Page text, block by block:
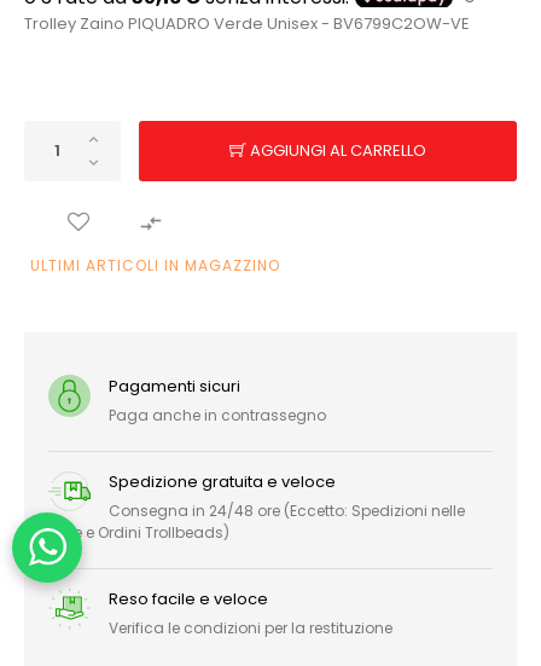
Trolley Zaino PIQUADRO Verde Unisex - BV6799C2OW-VE
AGGIUNGI AL CARRELLO

ULTIMI ARTICOLI IN MAGAZZINO
Pagamenti sicuri
Paga anche in contrassegno
Spedizione gratuita e veloce
Consegna in 24/48 ore (Eccetto: Spedizioni nelle
Isole e Ordini Trollbeads)
Reso facile e veloce
Verifica le condizioni per la restituzione